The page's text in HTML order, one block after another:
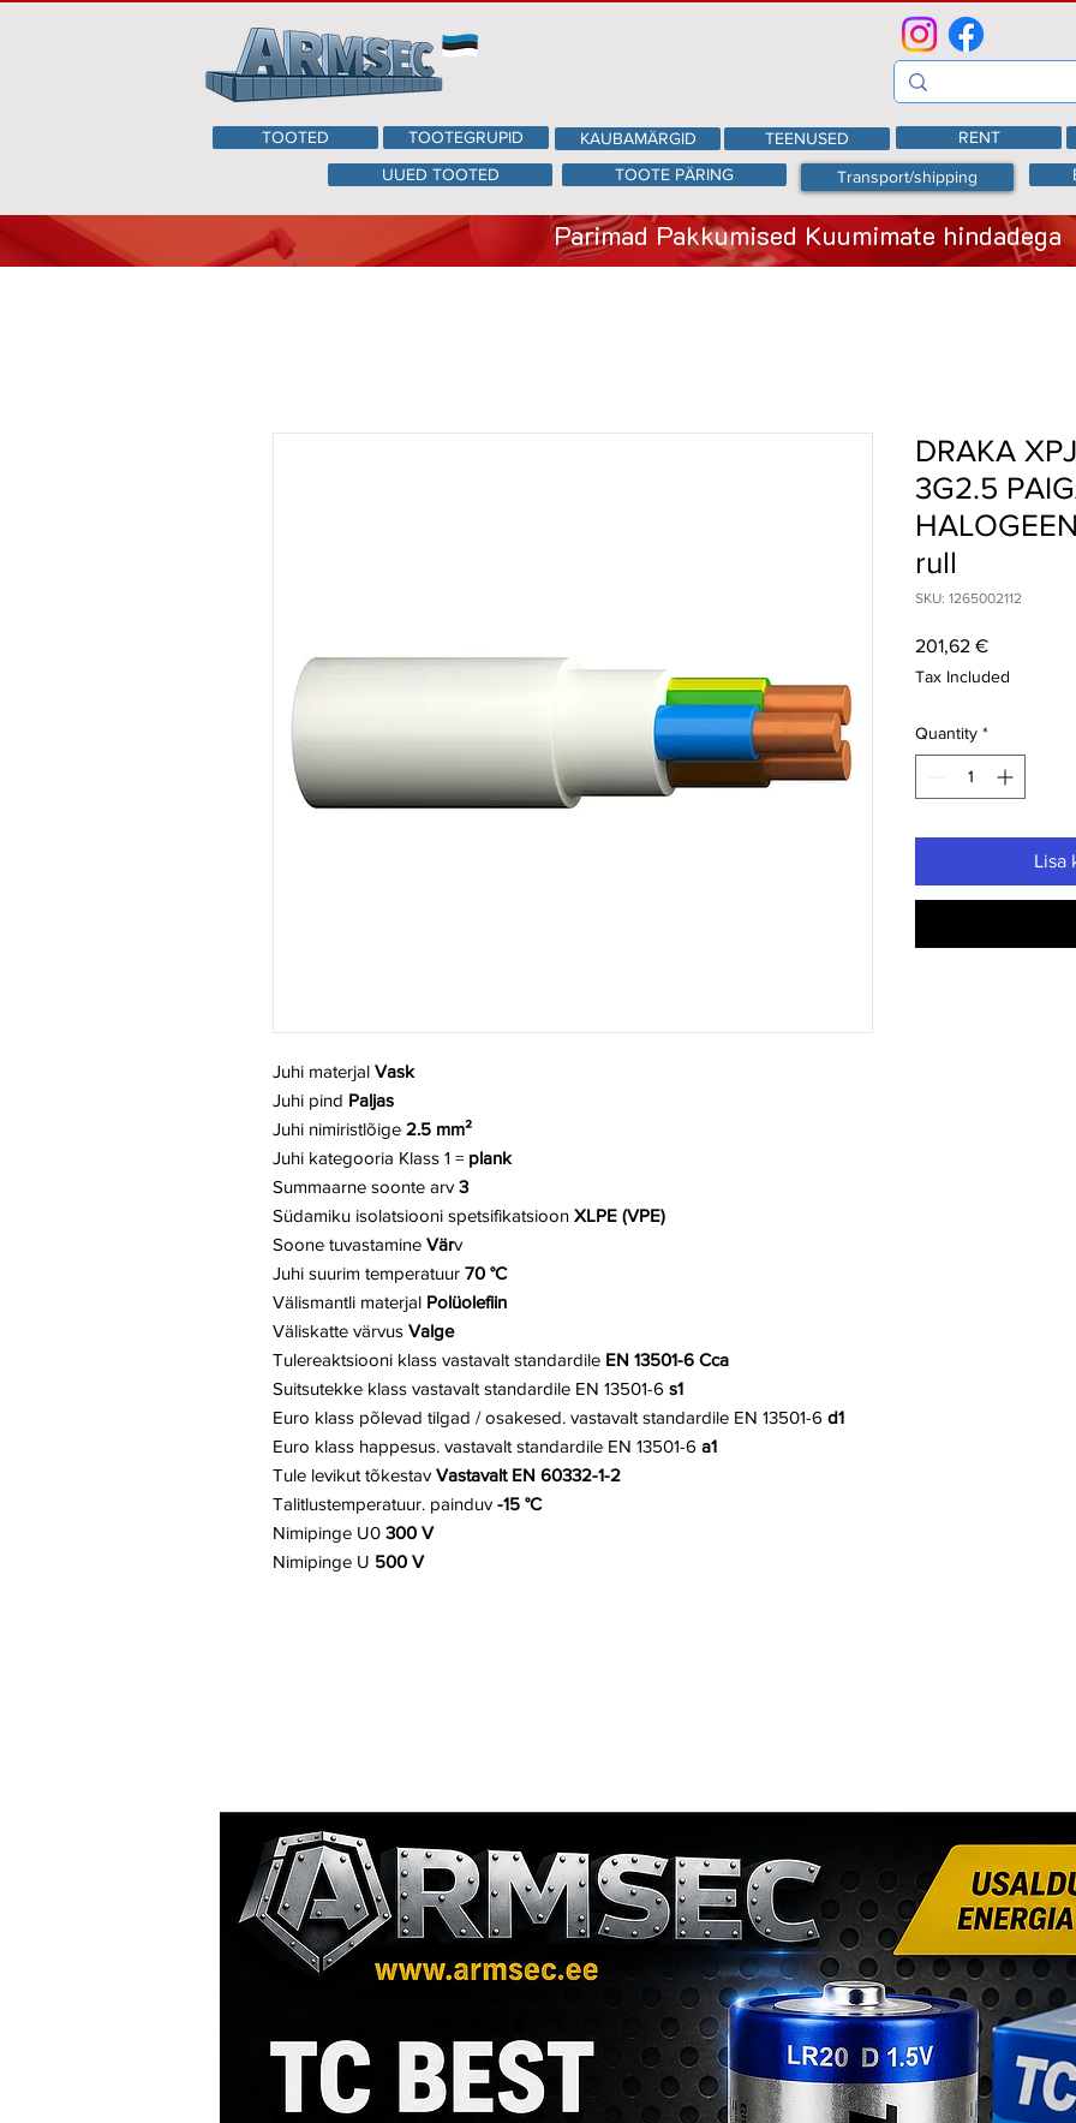
TOOTED
TOOTEGRUPID
UUED TOOTED
KAUBAMÄRGID TEENUSED RENT
TOOTE PÄRING
Transport/shipping
Parimad Pakkumised Kuumimate hindadega
Juhi materjal Vask
Juhi pind Paljas
Juhi nimiristlõige 2.5 mm²
Juhi kategooria Klass 1 = plank
Summaarne soonte arv 3
Südamiku isolatsiooni spetsifikatsioon XLPE (VPE)
Soone tuvastamine Värv
Juhi suurim temperatuur 70 °C
Välismantli materjal Polüolefiin
Väliskatte värvus Valge
Tulereaktsiooni klass vastavalt standardile EN 13501-6 Cca
Suitsutekke klass vastavalt standardile EN 13501-6 s1
Euro klass põlevad tilgad / osakesed. vastavalt standardile EN 13501-6 d1
Euro klass happesus. vastavalt standardile EN 13501-6 a1
Tule levikut tõkestav Vastavalt EN 60332-1-2
Talitlustemperatuur. painduv -15 °C
Nimipinge U0 300 V
Nimipinge U 500 V
DRAKA
3G2.5
rull
SKU: 1265002112
201,62 €Price
Tax Included
Quantity *
Lisa